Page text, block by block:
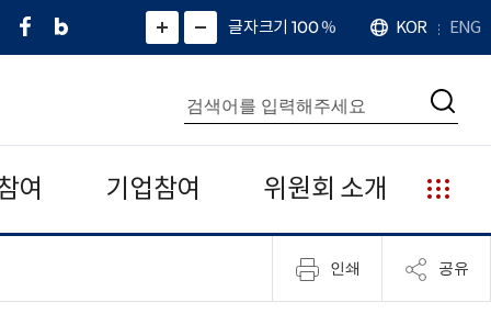
페
네
그
)
화
면
면
소
확
대
치
글자크기 100%
언
어
KOR ENG
통
합
검
색
검
여 기업참여 위원회 소개
누
리
집
안
인쇄 공유